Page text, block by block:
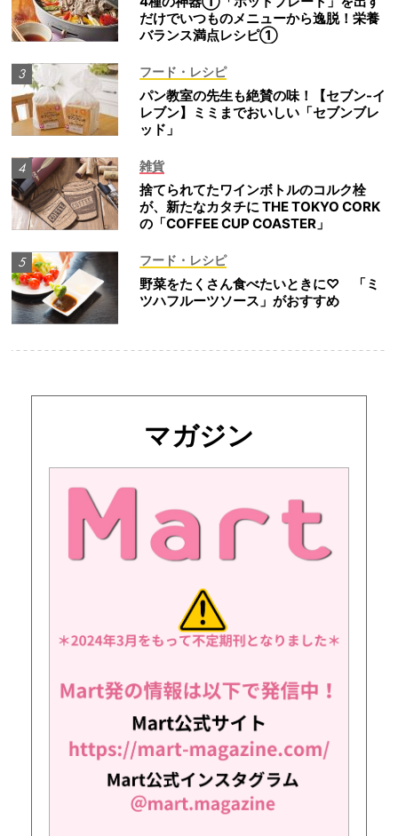
だけでいつものメニューから逸脱！栄養
バランス満点レシピ①
フード・レシピ
パン教室の先生も絶賛の味！【セブン-イ
レブン】ミミまでおいしい「セブンブレ
ッド」
雑貨
捨てられてたワインボトルのコルク栓
が、新たなカタチに THE TOKYO CORK
の「COFFEE CUP COASTER」
フード・レシピ
野菜をたくさん食べたいときに♡ 「ミ
ツハフルーツソース」がおすすめ
マガジン